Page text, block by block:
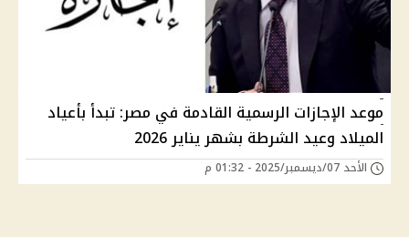
موعد الإجازات الرسمية القادمة في مصر: تبدأ بأعياد
الميلاد وعيد الشرطة بشهر يناير 2026
الأحد 07/ديسمبر/2025 - 01:32 م